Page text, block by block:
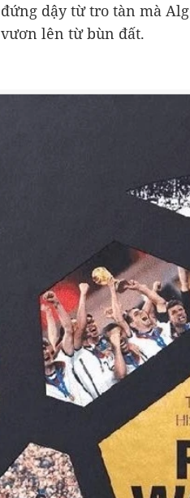
đứng dậy từ tro tàn mà
vươn lên từ bùn đất.